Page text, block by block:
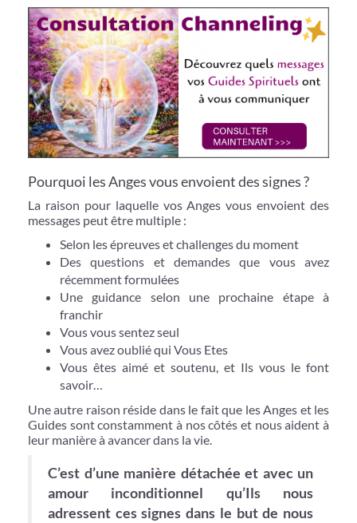
Pourquoi les Anges vous envoient des signes ?
La raison pour laquelle vos Anges vous envoient des
messages peut être multiple :
Selon les épreuves et challenges du moment
Des questions et demandes que vous avez
récemment formulées
Une guidance selon une prochaine étape à
franchir
Vous vous sentez seul
Vous avez oublié qui Vous Etes
Vous êtes aimé et soutenu, et Ils vous le font
savoir…
Une autre raison réside dans le fait que les Anges et les
Guides sont constamment à nos côtés et nous aident à
leur manière à avancer dans la vie.
C’est d’une manière détachée et avec un
amour inconditionnel qu’Ils nous
adressent ces signes dans le but de nous